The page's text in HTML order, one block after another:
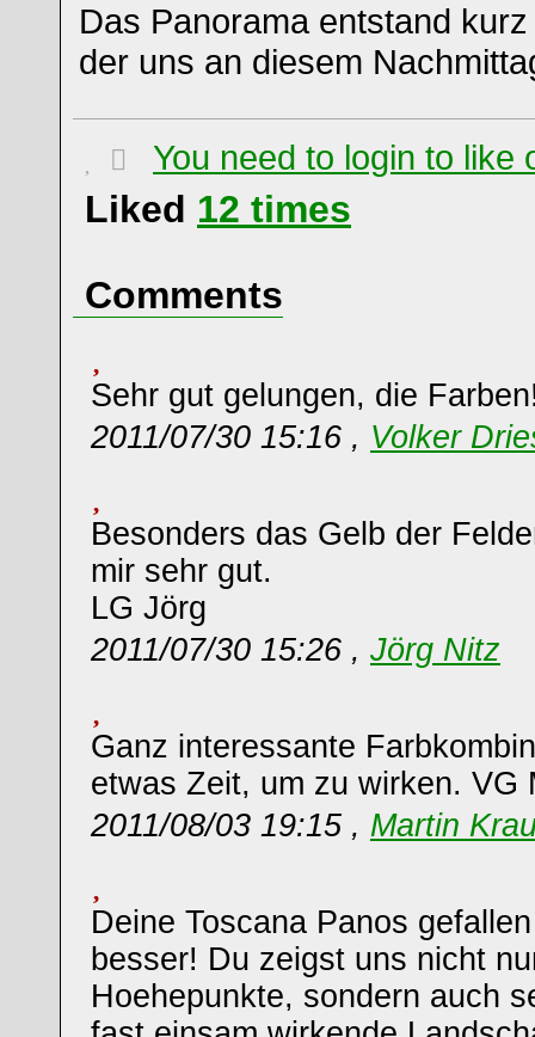
Das Panorama entstand
der uns an diesem
You need to login to like
Liked 12 times
Comments
Sehr gut gelungen, die
2011/07/30 15:16 , Volker
Besonders das Gelb der
mir sehr gut.
LG Jörg
2011/07/30 15:26 , Jörg Nitz
Ganz interessante
etwas Zeit, um zu wirken. VG
2011/08/03 19:15 , Martin
Deine Toscana Panos
besser! Du zeigst uns nicht
Hoehepunkte, sondern auch